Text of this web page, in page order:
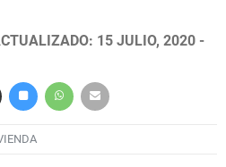
15 JULIO, 2020 -